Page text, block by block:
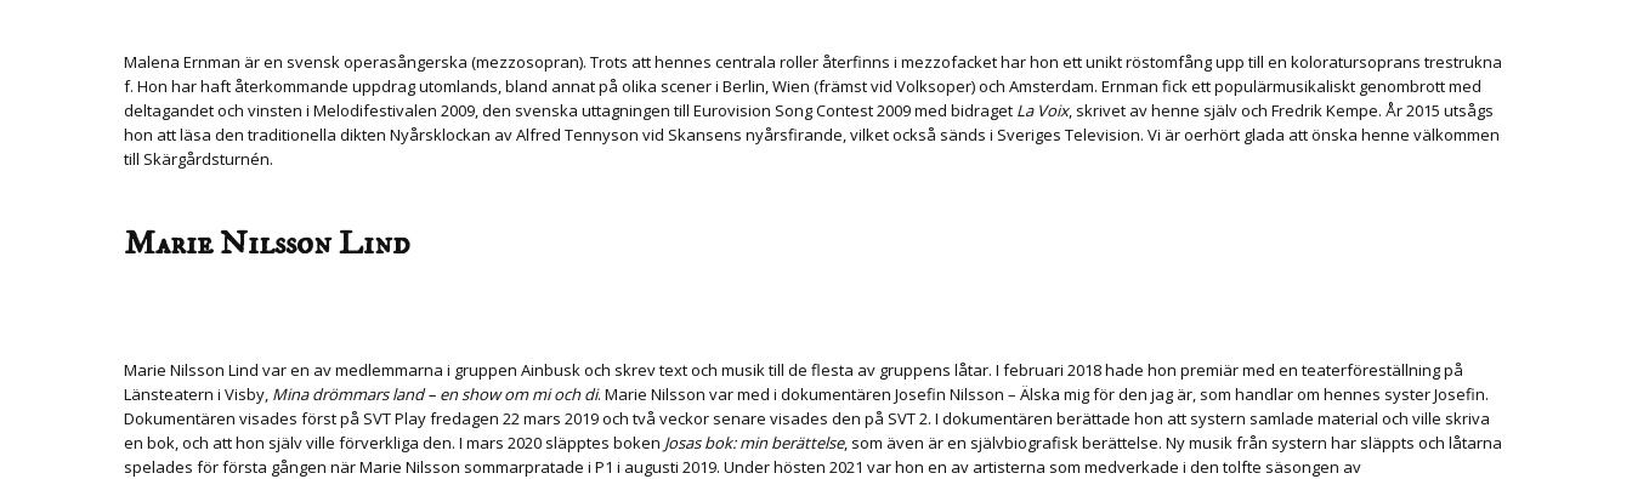
Malena Ernman är en svensk operasångerska (mezzosopran). Trots att hennes centrala roller återfinns i mezzofacket har hon ett unikt röstomfång upp till en koloratursoprans trestrukna
f. Hon har haft återkommande uppdrag utomlands, bland annat på olika scener i Berlin, Wien (främst vid Volksoper) och Amsterdam. Ernman fick ett populärmusikaliskt genombrott med
deltagandet och vinsten i Melodifestivalen 2009, den svenska uttagningen till Eurovision Song Contest 2009 med bidraget La Voix, skrivet av henne själv och Fredrik Kempe. År 2015 utsågs
hon att läsa den traditionella dikten Nyårsklockan av Alfred Tennyson vid Skansens nyårsfirande, vilket också sänds i Sveriges Television. Vi är oerhört glada att önska henne välkommen
till Skärgårdsturnén.
Marie Nilsson Lind
Marie Nilsson Lind var en av medlemmarna i gruppen Ainbusk och skrev text och musik till de flesta av gruppens låtar. I februari 2018 hade hon premiär med en teaterföreställning på
Länsteatern i Visby, Mina drömmars land – en show om mi och di. Marie Nilsson var med i dokumentären Josefin Nilsson – Älska mig för den jag är, som handlar om hennes syster Josefin.
Dokumentären visades först på SVT Play fredagen 22 mars 2019och två veckor senare visades den på SVT 2. I dokumentären berättade hon att systern samlade material och ville skriva
en bok, och att hon själv ville förverkliga den. I mars 2020 släpptes boken Josas bok: min berättelse, som även är en självbiografisk berättelse. Ny musik från systern har släppts och låtarna
spelades för första gången när Marie Nilsson sommarpratade i P1 i augusti 2019. Under hösten 2021 var hon en av artisterna som medverkade i den tolfte säsongen av